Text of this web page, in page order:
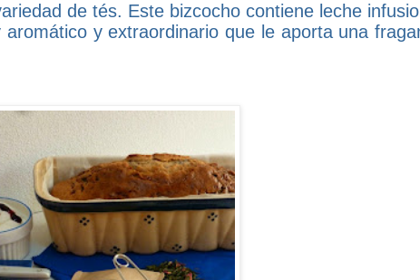
de tés. Este bizcocho contiene leche
y extraordinario que le aporta una